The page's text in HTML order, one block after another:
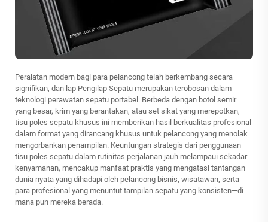
Peralatan modern bagi para pelancong telah berkembang secara
signifikan, dan lap Pengilap Sepatu merupakan terobosan dalam
teknologi perawatan sepatu portabel. Berbeda dengan botol semir
yang besar, krim yang berantakan, atau set sikat yang merepotkan,
tisu poles sepatu khusus ini memberikan hasil berkualitas profesional
dalam format yang dirancang khusus untuk pelancong yang menolak
mengorbankan penampilan. Keuntungan strategis dari penggunaan
tisu poles sepatu dalam rutinitas perjalanan jauh melampaui sekadar
kenyamanan, mencakup manfaat praktis yang mengatasi tantangan
dunia nyata yang dihadapi oleh pelancong bisnis, wisatawan, serta
para profesional yang menuntut tampilan sepatu yang konsisten—di
mana pun mereka berada.